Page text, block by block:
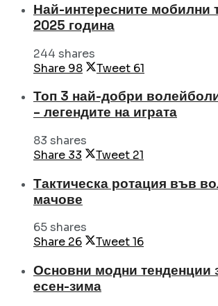
Най-интересните мобилни
2025 година
244 shares
Share 98 Tweet 61
Топ 3 най-добри
– легендите на играта
83 shares
Share 33 Tweet 21
Тактическа ротация във
мачове
65 shares
Share 26 Tweet16
Основни модни тенденции
есен-зима